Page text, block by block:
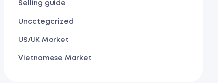
Selling guide
Uncategorized
US/UK Market
Vietnamese Market